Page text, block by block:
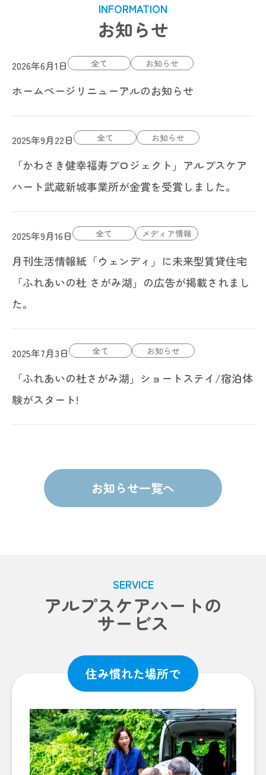
INFORMATION
お知らせ
2026年6月1日 全て お知らせ
ホームページリニューアルのお知らせ
2025年9月22日 全て お知らせ
「かわさき健幸福寿プロジェクト」アルプスケア
ハート武蔵新城事業所が金賞を受賞しました。
2025年9月16日 全て メディア情報
月刊生活情報紙「ウェンディ」に未来型賃貸住宅
「ふれあいの杜 さがみ湖」の広告が掲載されまし
た。
2025年7月3日 全て お知らせ
「ふれあいの杜さがみ湖」ショートステイ/宿泊体
験がスタート!
お知らせ一覧へ
SERVICE
アルプスケアハートの
サービス
住み慣れた場所で